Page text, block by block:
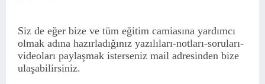
Siz de eğer bize ve tüm eğitim camiasına yardımcı
olmak adına hazırladığınız yazılıları-notları-soruları-
videoları paylaşmak isterseniz mail adresinden bize
ulaşabilirsiniz.